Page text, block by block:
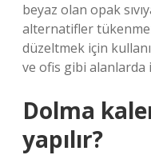
beyaz olan opak
alternatifler
düzeltmek için
ve ofis gibi alanlarda
Dolma
yapılır?